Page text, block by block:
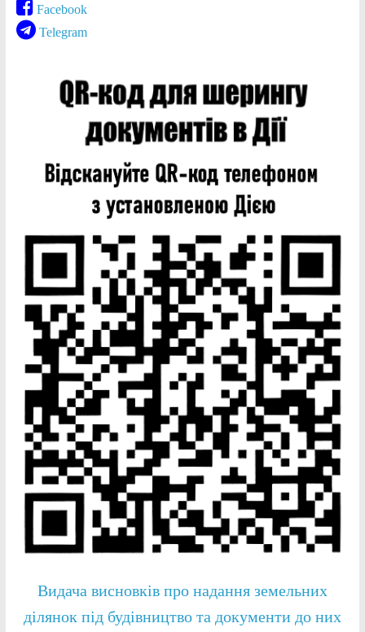
Facebook
Telegram
Видача висновків про надання земельних
ділянок під будівництво та документи до них